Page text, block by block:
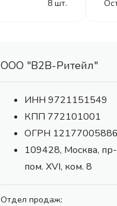
8 шт.
ООО "В2В-Ритейл"
ИНН 9721151549
КПП 772101001
ОГРН
109428, Москва,
пом. XVI, ком. 8
Отдел продаж: